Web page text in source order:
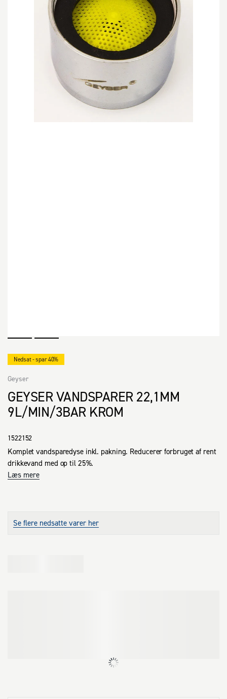
Nedsat - spar 40%
GEYSER VANDSPARER 22,1MM
9L/MIN/3BAR KROM
Geyser
1522152
Komplet vandsparedyse inkl. pakning. Reducerer forbruget af rent
drikkevand med op til 25%.
Læs mere
Se flere nedsatte varer her